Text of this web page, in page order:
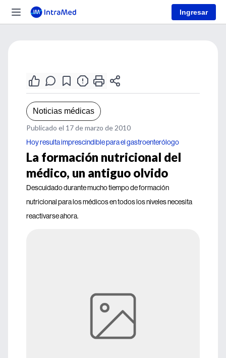
Ingresar
Noticias médicas
Publicado el 17 de marzo de 2010
Hoy resulta imprescindible para el gastroenterólogo
La formación nutricional del
médico, un antiguo olvido
Descuidado durante mucho tiempo de formación
nutricional para los médicos en todos los niveles necesita
reactivarse ahora.